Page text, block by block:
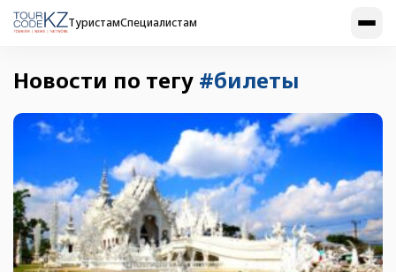
ТуристамСпециалистам
Новости по тегу #билеты